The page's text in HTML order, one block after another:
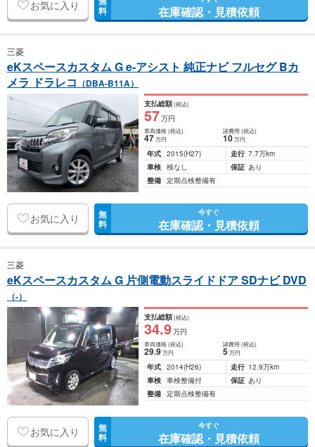
お気に入り 料 在庫確認・見積依頼
三菱
eKスペースカスタム G e-アシスト 純正ナビ フルセグ Bカ
メラ ドラレコ （DBA-B11A）
支払総額(税込)
57万円
車両価格(税込)
47万円
諸費用 (税込)
10 万円
年式 2015(H27) 走行 7.7万km
車検 検なし 保証 あり
整備 定期点検整備有
お気に入り 無
料
今すぐ
在庫確認・見積依頼
三菱
eKスペースカスタム G 片側電動スライドドア SDナビ DVD
（-）
支払総額(税込)
34.9万円
車両価格(税込)
29.9万円
諸費用 (税込)
5 万円
年式 2014(H26) 走行 12.9万km
車検 車検整備付 保証 あり
整備 定期点検整備有
お気に入り 無
料
今すぐ
在庫確認・見積依頼